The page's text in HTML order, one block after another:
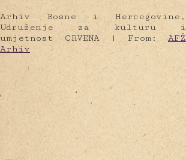
Arhiv Bosne i Hercegovine,
Udruženje za kulturu i
umjetnost CRVENA |From:AFŽ
Arhiv